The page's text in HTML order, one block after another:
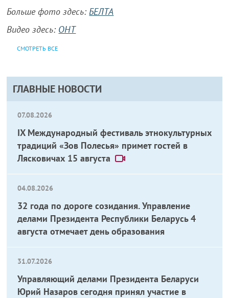
ГЛАВНЫЕ НОВОСТИ
07.08.2026
IX Международный фестиваль этнокультурных
традиций «Зов Полесья» примет гостей в
Лясковичах 15 августа
04.08.2026
32 года по дороге созидания. Управление
делами Президента Республики Беларусь 4
августа отмечает день образования
31.07.2026
Управляющий делами Президента Беларуси
Юрий Назаров сегодня принял участие в
Больше фото здесь:БЕЛТА
Видео здесь: ОНТ
СМОТРЕТЬ ВСЕ